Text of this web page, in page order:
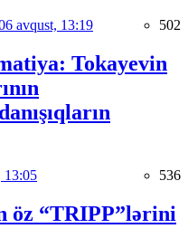
avqust, 13:19 502
Tokayevin
13:05 536
öz “TRIPP”lərini